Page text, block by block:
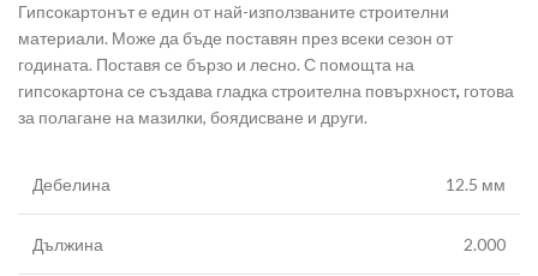
Гипсокартонът е един от най-използваните строителни
материали. Може да бъде поставян през всеки сезон от
годината. Поставя се бързо и лесно. С помощта на
гипсокартона се създава гладка строителна повърхност, готова
за полагане на мазилки, боядисване и други.
Дебелина 12.5 мм
Дължина 2.000